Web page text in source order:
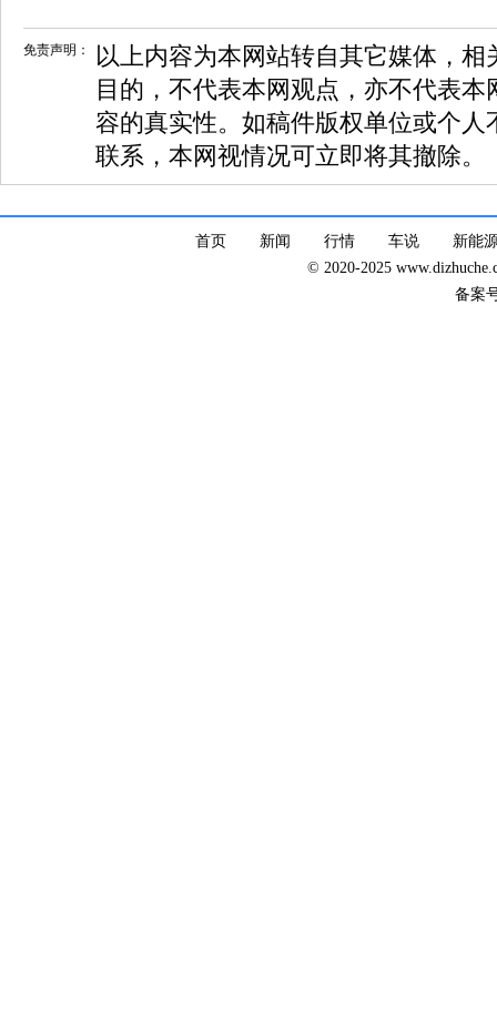
免责声明：
以上内容为本网站转自其它媒体，
目的，不代表本网观点，亦不代表
容的真实性。如稿件版权单位或个
联系，本网视情况可立即将其撤除。
首页 新闻 行情 车说
新能
© 2020-2025
备案